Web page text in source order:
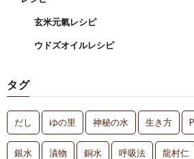
玄米元氣レシピ
ウドズオイルレシピ
タグ
だし ゆの里 神秘の水 生き方
銀水 漬物 銅水 呼吸法 龍村仁